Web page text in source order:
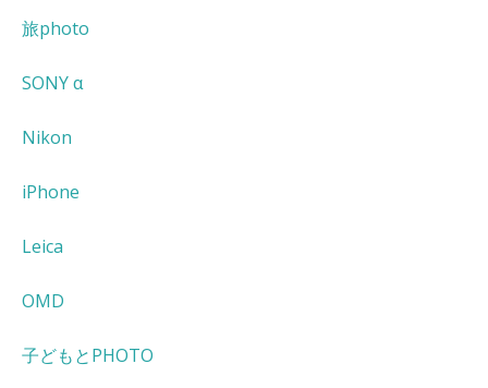
旅photo
SONY α
Nikon
iPhone
Leica
OMD
子どもとPHOTO